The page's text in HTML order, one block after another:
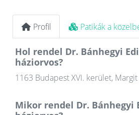
Profil Patikák a
Hol rendel Dr. Bánhegyi
háziorvos?
1163 Budapest XVI. kerület,
Mikor rendel Dr. Bánhegyi